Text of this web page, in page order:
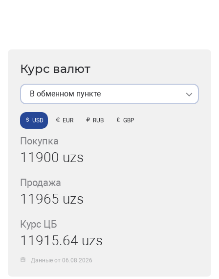
Курс валют
В обменном пункте
USD EUR RUB GBP
Покупка
11900 uzs
Продажа
11965 uzs
Курс ЦБ
11915.64 uzs
Данные от 06.08.2026